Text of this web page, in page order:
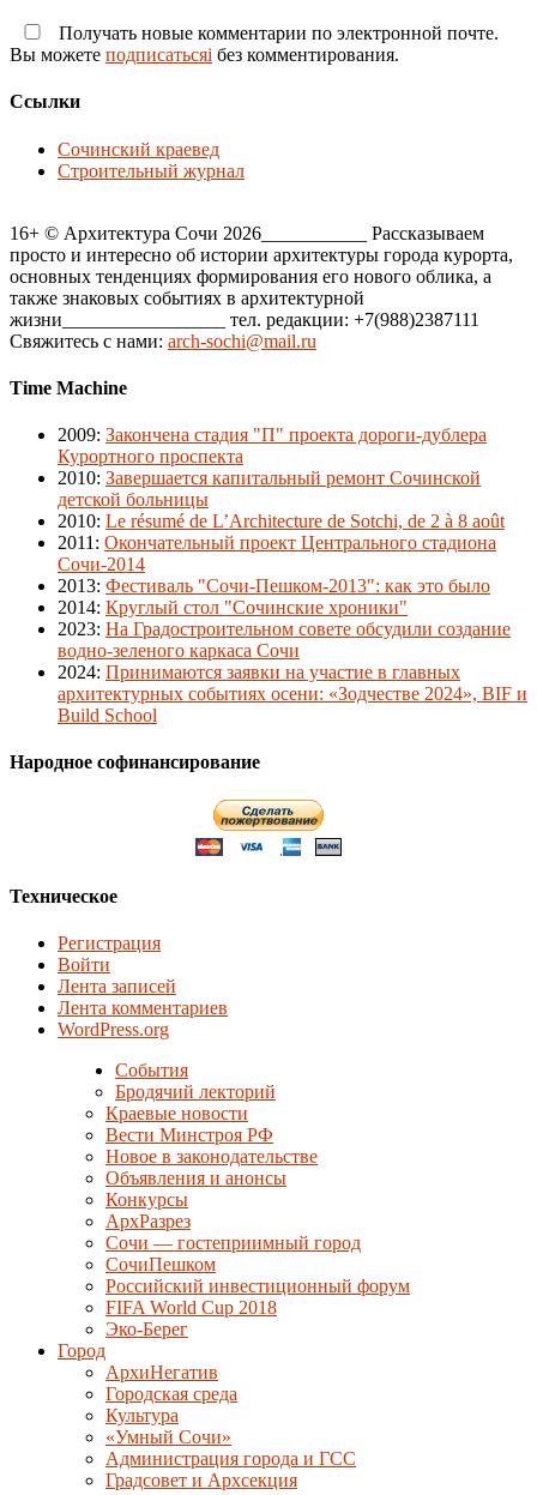
Получать новые комментарии по электронной почте.
Вы можете подписатьсяi без комментирования.
Ссылки
Сочинский краевед
Строительный журнал
16+ © Архитектура Сочи 2026___________ Рассказываем
просто и интересно об истории архитектуры города курорта,
основных тенденциях формирования его нового облика, а
также знаковых событиях в архитектурной
жизни_________________ тел. редакции: +7(988)2387111
Свяжитесь с нами: arch-sochi@mail.ru
Time Machine
2009: Закончена стадия "П" проекта дороги-дублера
Курортного проспекта
2010: Завершается капитальный ремонт Сочинской
детской больницы
2010: Le résumé de L’Architecture de Sotchi, de 2 à 8 août
2011 : Окончательный проект Центрального стадиона
Сочи-2014
2013: Фестиваль "Сочи-Пешком-2013": как это было
2014: Круглый стол "Сочинские хроники"
2023: На Градостроительном совете обсудили создание
водно-зеленого каркаса Сочи
2024: Принимаются заявки на участие в главных
архитектурных событиях осени: «Зодчестве 2024», BIF и
Build School
Народное софинансирование
Техническое
Регистрация
Войти
Лента записей
Лента комментариев
WordPress.org
События
Бродячий лекторий
Краевые новости
Вести Минстроя РФ
Новое в законодательстве
Объявления и анонсы
Конкурсы
АрхРазрез
Сочи — гостеприимный город
СочиПешком
Российский инвестиционный форум
FIFA World Cup 2018
Эко-Берег
Город
АрхиНегатив
Городская среда
Культура
«Умный Сочи»
Администрация города и ГСС
Градсовет и Архсекция